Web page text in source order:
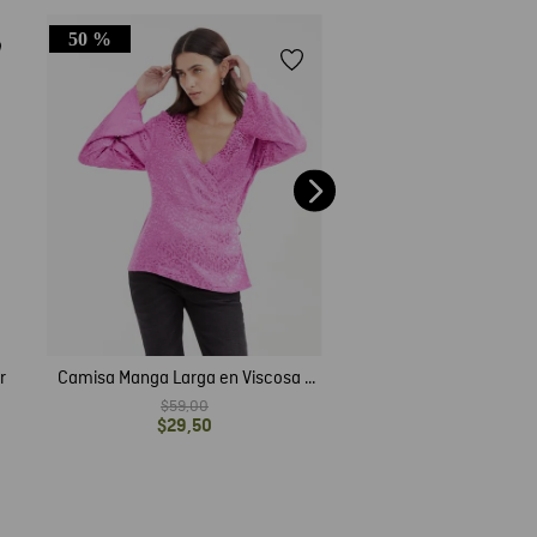
50 %
Camisa Manga Larga en Viscosa y
Rayón para Mujer
$59,00
$29,50